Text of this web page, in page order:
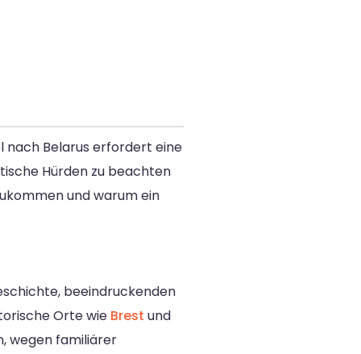
nach Belarus erfordert eine
Hürden zu beachten
und warum ein
beeindruckenden
Orte wie Brest und
wegen familiärer